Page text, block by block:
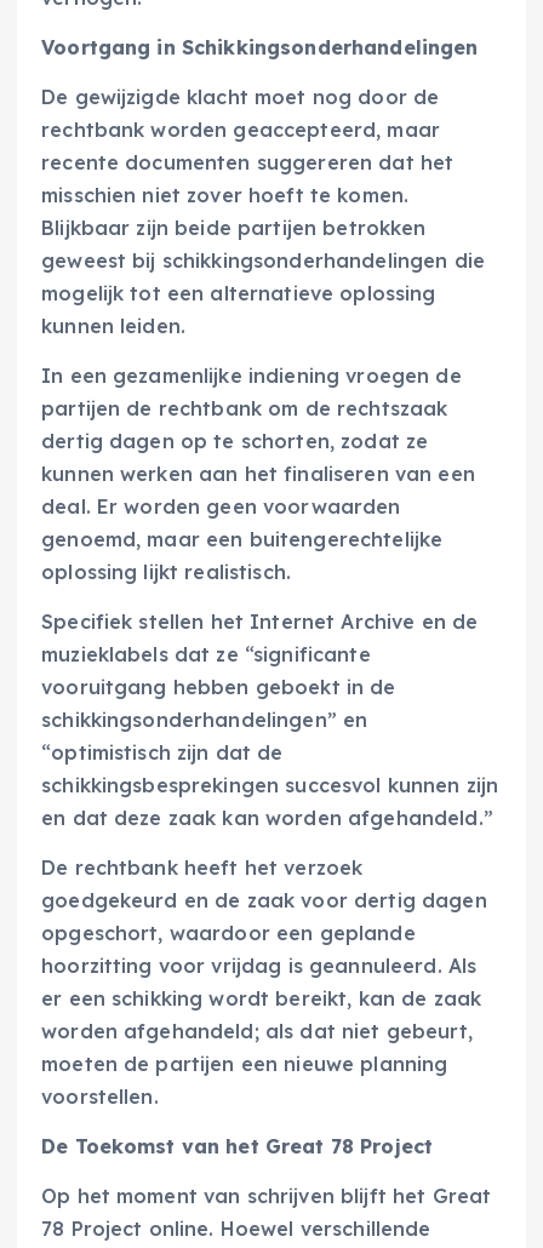
Voortgang in Schikkingsonderhandelingen
De gewijzigde klacht moet nog door de
rechtbank worden geaccepteerd, maar
recente documenten suggereren dat het
misschien niet zover hoeft te komen.
Blijkbaar zijn beide partijen betrokken
geweest bij schikkingsonderhandelingen die
mogelijk tot een alternatieve oplossing
kunnen leiden.
In een gezamenlijke indiening vroegen de
partijen de rechtbank om de rechtszaak
dertig dagen op te schorten, zodat ze
kunnen werken aan het finaliseren van een
deal. Er worden geen voorwaarden
genoemd, maar een buitengerechtelijke
oplossing lijkt realistisch.
Specifiek stellen het Internet Archive en de
muzieklabels dat ze “significante
vooruitgang hebben geboekt in de
schikkingsonderhandelingen” en
“optimistisch zijn dat de
schikkingsbesprekingen succesvol kunnen zijn
en dat deze zaak kan worden afgehandeld.”
De rechtbank heeft het verzoek
goedgekeurd en de zaak voor dertig dagen
opgeschort, waardoor een geplande
hoorzitting voor vrijdag is geannuleerd. Als
er een schikking wordt bereikt, kan de zaak
worden afgehandeld; als dat niet gebeurt,
moeten de partijen een nieuwe planning
voorstellen.
De Toekomst van het Great 78 Project
Op het moment van schrijven blijft het Great
78 Project online. Hoewel verschillende